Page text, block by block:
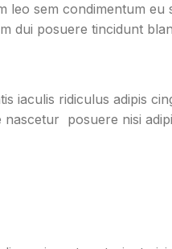
sem condimentum eu
dui posuere tincidunt
iaculis ridiculus adipis
posuere nisi